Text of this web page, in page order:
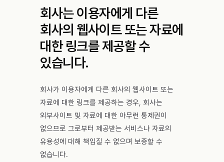
회사는 이용자에게 다른
회사의 웹사이트 또는 자료에
대한 링크를 제공할 수
있습니다.
회사가 이용자에게 다른 회사의 웹사이트 또는
자료에 대한 링크를 제공하는 경우, 회사는
외부사이트 및 자료에 대한 아무런 통제권이
없으므로 그로부터 제공받는 서비스나 자료의
유용성에 대해 책임질 수 없으며 보증할 수
없습니다.